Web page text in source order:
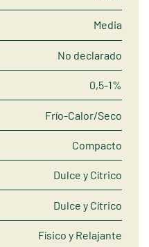
Media
No declarado
0,5-1%
Frío-Calor/Seco
Compacto
Dulce y Cítrico
Dulce y Cítrico
Físico y Relajante